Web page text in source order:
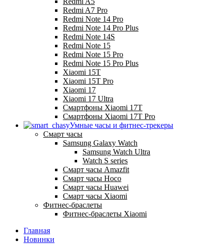
Redmi A7 Pro
Redmi Note 14 Pro
Redmi Note 14 Pro Plus
Redmi Note 14S
Redmi Note 15
Redmi Note 15 Pro
Redmi Note 15 Pro Plus
Xiaomi 15T
Xiaomi 15T Pro
Xiaomi 17
Xiaomi 17 Ultra
Смартфоны Xiaomi 17Т
Смартфоны Xiaomi 17Т Pro
Умные часы и фитнес-трекеры
Смарт часы
Samsung Galaxy Watch
Samsung Watch Ultra
Watch S series
Смарт часы Amazfit
Смарт часы Hoco
Смарт часы Huawei
Смарт часы Xiaomi
Фитнес-браслеты
Фитнес-браслеты Xiaomi
Главная
Новинки